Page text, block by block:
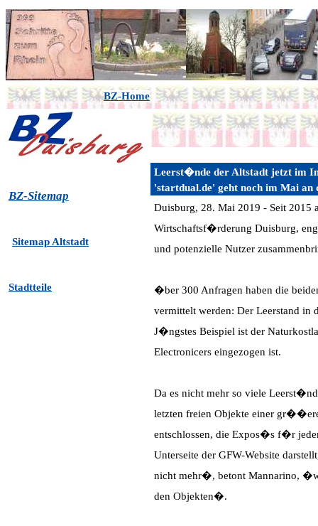
BZ-Home
BZ-Sitemap
Sitemap Altstadt
Stadtteile
Leerst�nde der Altstadt jetzt im
'startdual.de' geht noch im Mai an
Duisburg, 28. Mai 2019 - Seit 2015
Wirtschaftsf�rderung Duisburg,
und potenzielle Nutzer
�ber 300 Anfragen haben die
vermittelt werden: Der Leerstand in
J�ngstes Beispiel ist der
Electronicers eingezogen ist.
Da es nicht mehr so viele
letzten freien Objekte einer
entschlossen, die Expos�s f�r
Unterseite der GFW-Website
nicht mehr�, betont Mannarino,
den Objekten�.